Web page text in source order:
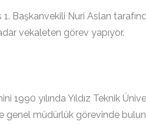
Başkanvekili Nuri Aslan
vekaleten görev yapıyor.
1990 yılında Yıldız Teknik
genel müdürlük görevinde